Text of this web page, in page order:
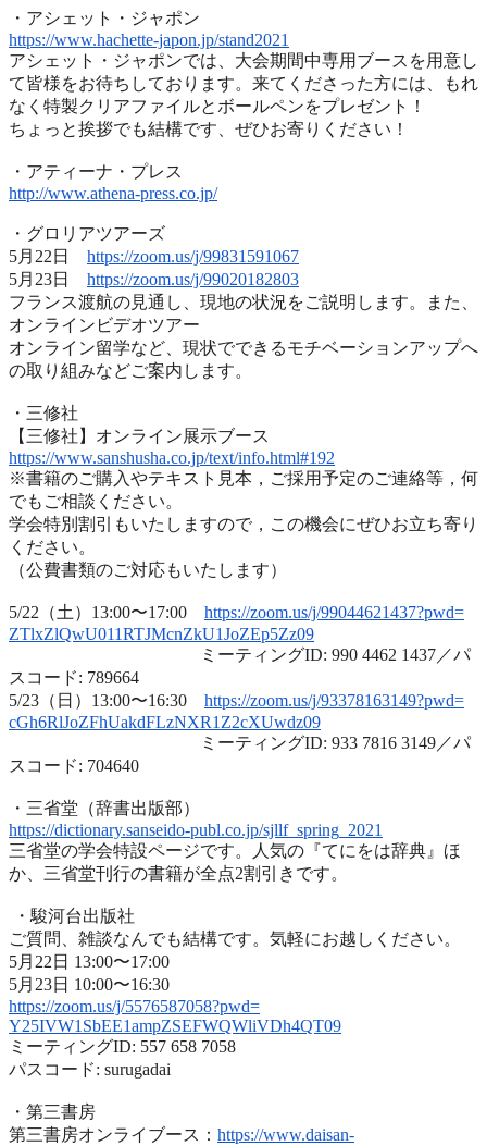
・アシェット・ジャポン
https://www.hachette-japon.jp/stand2021
アシェット・ジャポンでは、 大会期間中専用ブースを用意し
て皆様をお待ちしております。 来てくださった方には、
もれ
なく特製クリアファイルとボールペンをプレゼント！
ちょっと挨拶でも結構です、ぜひお寄りください！
・アティーナ・プレス
http://www.athena-press.co.jp/
・グロリアツアーズ
5月22日 https://zoom.us/j/99831591067
5月23日 https://zoom.us/j/99020182803
フランス渡航の見通し、現地の状況をご説明します。また、
オンラインビデオツアー
オンライン留学など、 現状でできるモチベーションアップへ
の取り組みなどご案内します。
・三修社
【三修社】オンライン展示ブース
https://www.sanshusha.co.jp/text/info.html#192
※書籍のご購入やテキスト見本，ご採用予定のご連絡等， 何
でもご相談ください。
学会特別割引もいたしますので， この機会にぜひお立ち寄り
ください。
（公費書類のご対応もいたします）
5/22（土）13:00〜17:00 https://zoom.us/j/99044621437?pwd=
ZTlxZlQwU011RTJMcnZkU1JoZEp5Zz09
ミーティングID: 990 4462 1437／パ
スコード: 789664
5/23（日）13:00〜16:30 https://zoom.us/j/93378163149?pwd=
cGh6RlJoZFhUakdFLzNXR1Z2cXUwdz09
ミーティングID: 933 7816 3149／パ
スコード: 704640
・三省堂（辞書出版部）
https://dictionary.sanseido-publ.co.jp/sjllf_spring_2021
三省堂の学会特設ページです。人気の『てにをは辞典』ほ
か、 三省堂刊行の書籍が全点2割引きです。
・駿河台出版社
ご質問、雑談なんでも結構です。気軽にお越しください。
5月22日 13:00〜17:00
5月23日 10:00〜16:30
https://zoom.us/j/5576587058?pwd=
Y25IVW1SbEE1ampZSEFWQWliVDh4QT09
ミーティングID: 557 658 7058
パスコード: surugadai
・第三書房
第三書房オンライブース： https://www.daisan-